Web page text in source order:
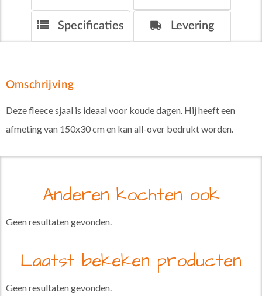
Specificaties Levering
Omschrijving
Deze fleece sjaal is ideaal voor koude dagen. Hij heeft een
afmeting van 150x30 cm en kan all-over bedrukt worden.
Anderen kochten ook
Geen resultaten gevonden.
Laatst bekeken producten
Geen resultaten gevonden.